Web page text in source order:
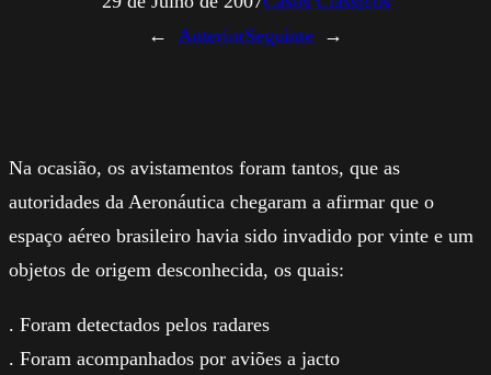
← AnteriorSeguinte →
Na ocasião, os avistamentos foram tantos, que as
autoridades da Aeronáutica chegaram a afirmar que o
espaço aéreo brasileiro havia sido invadido por vinte e um
objetos de origem desconhecida, os quais:
. Foram detectados pelos radares
. Foram acompanhados por aviões a jacto